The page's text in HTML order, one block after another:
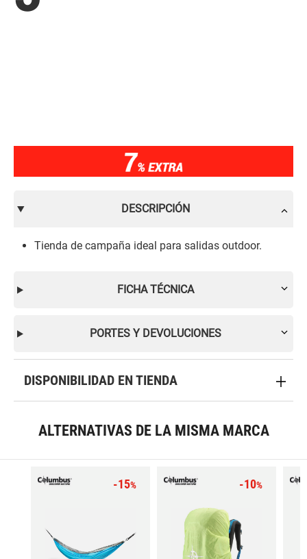
DESCRIPCIÓN
Tienda de campaña ideal para salidas outdoor.
FICHA TÉCNICA
PORTES Y DEVOLUCIONES
DISPONIBILIDAD EN TIENDA
ALTERNATIVAS DE LA MISMA MARCA
-15% -10%